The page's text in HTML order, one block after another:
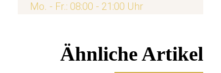
Mo. - Fr.: 08:00 - 21:00 Uhr
Ähnliche Artikel